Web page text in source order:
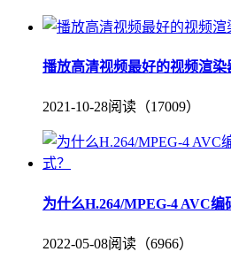
播放高清视频最好的视频渲
2021-10-28阅读（17009）
为什么H.264/MPEG-4 AVC编
2022-05-08阅读（6966）